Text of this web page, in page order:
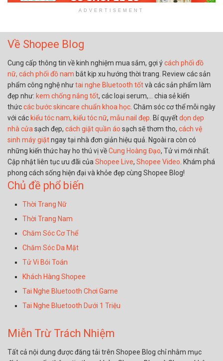
ADVERTISEMENT
Về Shopee Blog
Cung cấp thông tin về kinh nghiệm mua sắm, gợi ýcách phối đồ
nữ, cách phối đồ nam bắt kịp xu hướng thời trang. Review các sản
phẩm công nghệ nhưtai nghe Bluetooth tốtvà các sản phẩm làm
đẹp như: kem chống nắng tốt, các loại serum,… chia sẻ kiến
thứccác bước skincare chuẩn khoa học . Chăm sóc cơ thể mỗi ngày
với các kiểu tóc nam, kiểu tóc nữ, mẫu nail đẹp . Bí quyếtdọn dẹp
nhà cửa sạch đẹp, cách giặt quần áo sạch sẽ thơm tho, cách vệ
sinh máy giặtngay tại nhà đơn giản hiệu quả. Ngoài ra còn có
những kiến thức hay ho thú vị vềCung Hoàng Đạo, Tử vi mới nhất.
Cập nhật liên tục ưu đãi của Shopee Live, Shopee Video . Khám phá
phong cách sống hiện đại và khỏe đẹp cùng Shopee Blog!
Chủ đề phổ biến
Thời Trang Nữ
Thời Trang Nam
Chăm Sóc Cơ Thể
Chăm Sóc Da Mặt
Tử Vi Bói Toán
Khách Hàng Shopee
Tai Nghe Bluetooth Chơi Game
Tai Nghe Bluetooth Dưới 1 Triệu
Miễn Trừ Trách Nhiệm
Tất cả nội dung được đăng tải trên Shopee Blog chỉ nhằm mục